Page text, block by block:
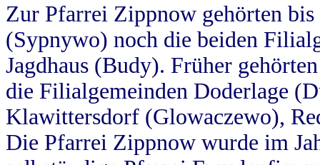
Zur Pfarrei Zippnow gehörten
(Sypnywo) noch die beiden
Jagdhaus (Budy). Früher
die Filialgemeinden Doderlage
Klawittersdorf (Glowaczewo),
Die Pfarrei Zippnow wurde im